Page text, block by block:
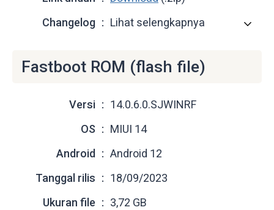
Changelog
Lihat selengkapnya
Fastboot ROM (flash file)
Versi
14.0.6.0.SJWINRF
OS
MIUI 14
Android
Android 12
Tanggal rilis
18/09/2023
Ukuran file
3,72 GB